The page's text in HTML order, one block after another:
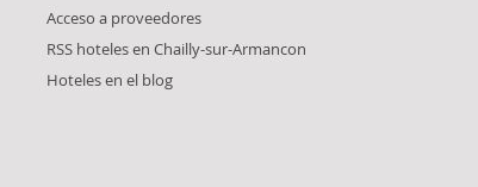
Acceso a proveedores
RSS hoteles en Chailly-sur-Armancon
Hoteles en el blog